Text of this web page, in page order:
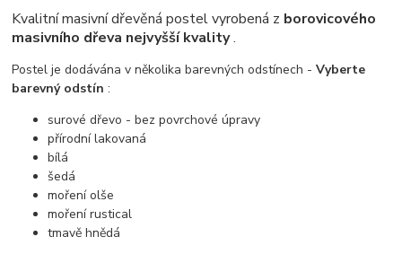
Kvalitní masivní dřevěná postel vyrobená z borovicového
masivního dřeva nejvyšší kvality.
Postel je dodávána v několika barevných odstínech -Vyberte
barevný odstín :
surové dřevo - bez povrchové úpravy
přírodní lakovaná
bílá
šedá
moření olše
moření rustical
tmavě hnědá